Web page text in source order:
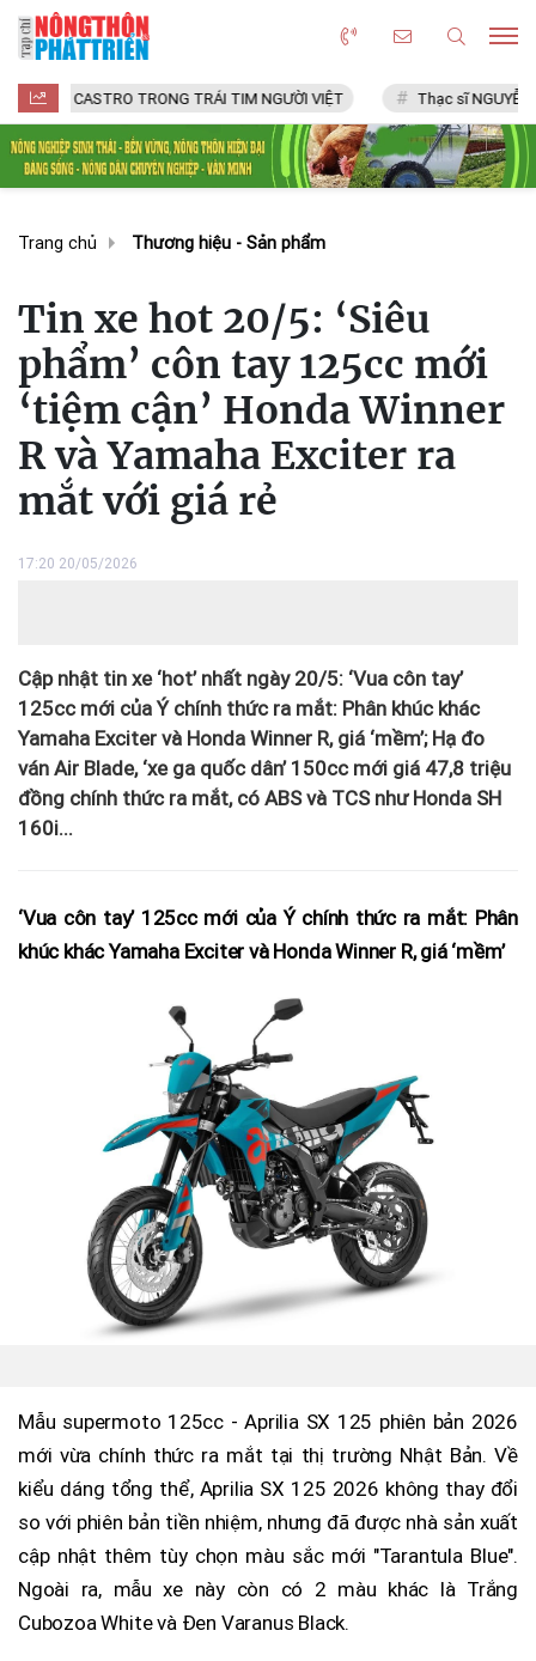
TRONG TRÁI TIM NGƯỜI VIỆT Thạc sĩ NGUYỄN VĂN CHÍ
Trang chủ Thương hiệu - Sản phẩm
Tin xe hot 20/5: ‘Siêu
phẩm’ côn tay 125cc mới
‘tiệm cận’ Honda Winner
R và Yamaha Exciter ra
mắt với giá rẻ
17:20 20/05/2026
Cập nhật tin xe ‘hot’ nhất ngày 20/5: ‘Vua côn tay’
125cc mới của Ý chính thức ra mắt: Phân khúc khác
Yamaha Exciter và Honda Winner R, giá ‘mềm’; Hạ đo
ván Air Blade, ‘xe ga quốc dân’ 150cc mới giá 47,8 triệu
đồng chính thức ra mắt, có ABS và TCS như Honda SH
160i...
‘Vua côn tay’ 125cc mới của Ý chính thức ra mắt: Phân
khúc khác Yamaha Exciter và Honda Winner R, giá ‘mềm’
Mẫu supermoto 125cc - Aprilia SX 125 phiên bản 2026
mới vừa chính thức ra mắt tại thị trường Nhật Bản. Về
kiểu dáng tổng thể, Aprilia SX 125 2026 không thay đổi
so với phiên bản tiền nhiệm, nhưng đã được nhà sản xuất
cập nhật thêm tùy chọn màu sắc mới "Tarantula Blue".
Ngoài ra, mẫu xe này còn có 2 màu khác là Trắng
Cubozoa White và Đen Varanus Black.